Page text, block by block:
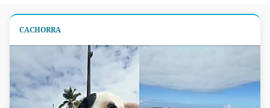
CACHORRA